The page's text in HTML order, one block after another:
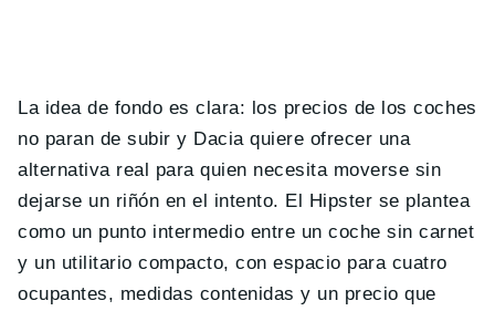
La idea de fondo es clara: los precios de los coches
no paran de subir y Dacia quiere ofrecer una
alternativa real para quien necesita moverse sin
dejarse un riñón en el intento. El Hipster se plantea
como un punto intermedio entre un coche sin carnet
y un utilitario compacto, con espacio para cuatro
ocupantes, medidas contenidas y un precio que